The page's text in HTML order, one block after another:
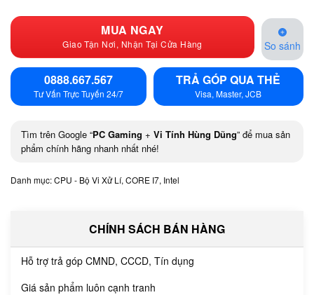
MUA NGAY
Giao Tận Nơi, Nhận Tại Cửa Hàng So sánh
0888.667.567
Tư Vấn Trực Tuyến 24/7
TRẢ GÓP QUA THẺ
Visa, Master, JCB
Tìm trên Google “PC Gaming + Vi Tính Hùng Dũng” để mua sản
phẩm chính hãng nhanh nhất nhé!
Danh mục:CPU - Bộ Vi Xử Lí, CORE I7, Intel
CHÍNH SÁCH BÁN HÀNG
Hỗ trợ trả góp CMND, CCCD, Tín dụng
Giá sản phẩm luôn cạnh tranh